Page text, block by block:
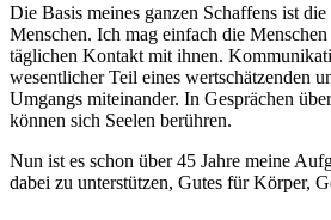
Die Basis meines ganzen Schaffens ist
Menschen. Ich mag einfach die
täglichen Kontakt mit ihnen.
wesentlicher Teil eines wertschätzenden
Umgangs miteinander. In Gesprächen
können sich Seelen berühren.
Nun ist es schon über 45 Jahre meine
dabei zu unterstützen, Gutes für Körper,